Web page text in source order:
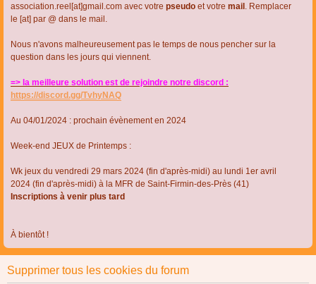
association.reel[at]gmail.com avec votre pseudo et votre mail . Remplacer
le [at] par @ dans le mail.
Nous n'avons malheureusement pas le temps de nous pencher sur la
question dans les jours qui viennent.
=> la meilleure solution est de rejoindre notre discord :
https://discord.gg/TvhyNAQ
Au 04/01/2024 : prochain évènement en 2024
Week-end JEUX de Printemps :
Wk jeux du vendredi 29 mars 2024 (fin d'après-midi) au lundi 1er avril
2024 (fin d'après-midi) à la MFR de Saint-Firmin-des-Près (41)
Inscriptions à venir plus tard
À bientôt !
Supprimer tous les cookies du forum